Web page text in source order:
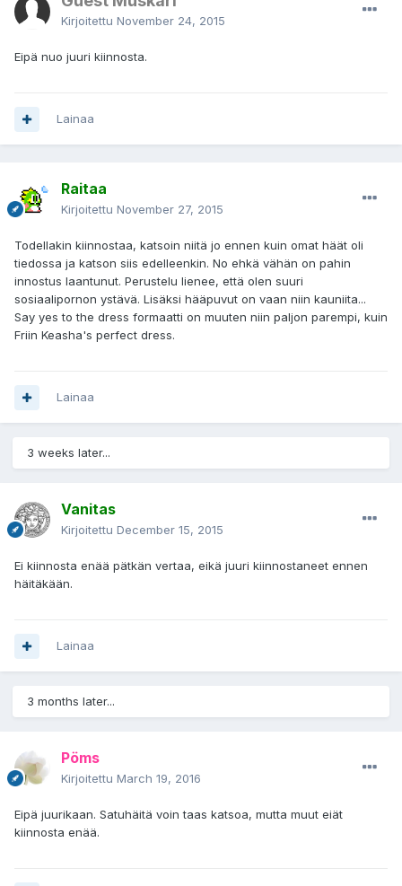
Kirjoitettu November 24, 2015
Eipä nuo juuri kiinnosta.
Lainaa
Raitaa
Kirjoitettu November 27, 2015
Todellakin kiinnostaa, katsoin niitä jo ennen kuin omat häät oli
tiedossa ja katson siis edelleenkin. No ehkä vähän on pahin
innostus laantunut. Perustelu lienee, että olen suuri
sosiaalipornon ystävä. Lisäksi hääpuvut on vaan niin kauniita...
Say yes to the dress formaatti on muuten niin paljon parempi, kuin
Friin Keasha's perfect dress.
Lainaa
3 weeks later...
Vanitas
Kirjoitettu December 15, 2015
Ei kiinnosta enää pätkän vertaa, eikä juuri kiinnostaneet ennen
häitäkään.
Lainaa
3 months later...
Pöms
Kirjoitettu March 19, 2016
Eipä juurikaan. Satuhäitä voin taas katsoa, mutta muut eiät
kiinnosta enää.